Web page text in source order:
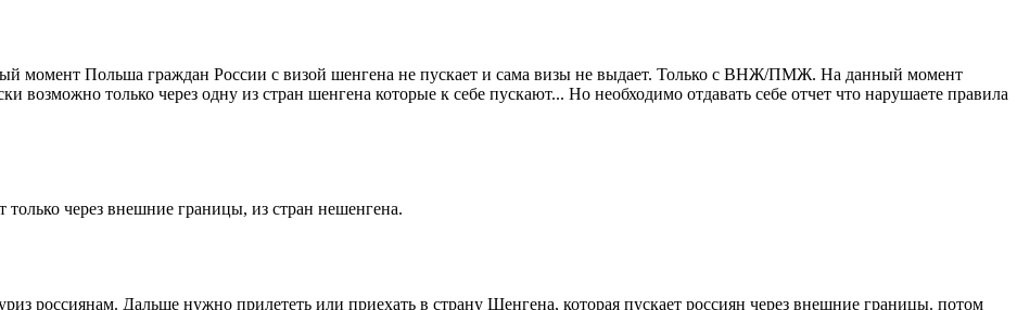
момент Польша граждан России с визой шенгена не пускает и сама визы не выдает. Только с ВНЖ/ПМЖ. На данный момент
только через одну из стран шенгена которые к себе пускают... Но необходимо отдавать себе отчет что нарушаете правила
через внешние границы, из стран нешенгена.
россиянам. Дальше нужно прилететь или приехать в страну Шенгена, которая пускает россиян через внешние границы. потом